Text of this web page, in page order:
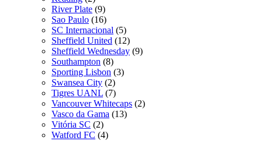
River Plate (9)
Sao Paulo (16)
SC Internacional (5)
Sheffield United (12)
Sheffield Wednesday (9)
Southampton (8)
Sporting Lisbon (3)
Swansea City (2)
Tigres UANL (7)
Vancouver Whitecaps (2)
Vasco da Gama (13)
Vitória SC (2)
Watford FC (4)